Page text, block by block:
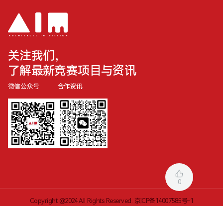
0
关注我们，
了解最新竞赛项目与资讯
微信公众号 合作资讯
Copyright @2024 All Rights Reserved. 京ICP备14007585号-1